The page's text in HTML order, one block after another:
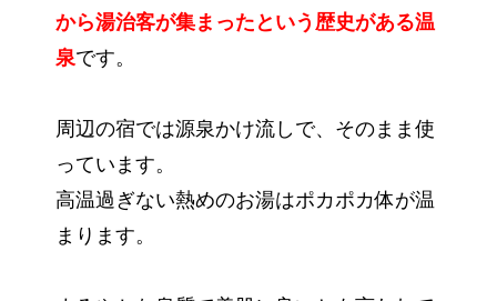
から湯治客が集まったという歴史がある温
泉です。
周辺の宿では源泉かけ流しで、そのまま使
っています。
高温過ぎない熱めのお湯はポカポカ体が温
まります。